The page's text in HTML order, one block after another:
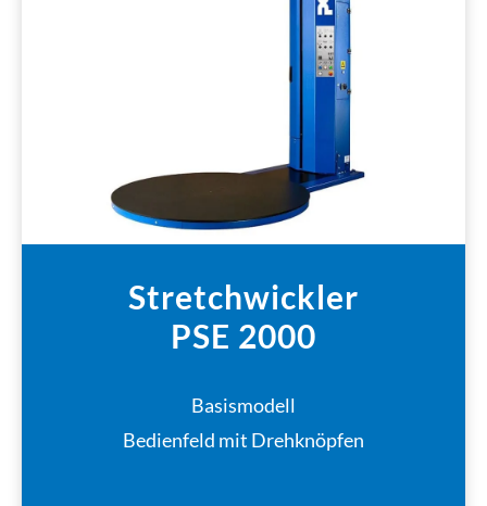
Stretchwickler
PSE 2000
Basismodell
Bedienfeld mit Drehknöpfen